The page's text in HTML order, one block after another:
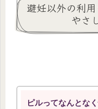
避妊以外の利
やさ
ピルってなんとな